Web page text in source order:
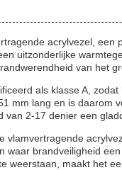
acrylvezel,
uitzonderlijke
van het
als klasse A,
mm lang en is daarom
2-17 denier een
vlamvertragende
waar brandveiligheid
weerstaan, maakt het